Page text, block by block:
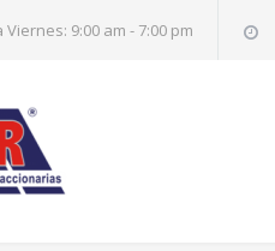
Viernes: 9:00 am - 7:00 pm